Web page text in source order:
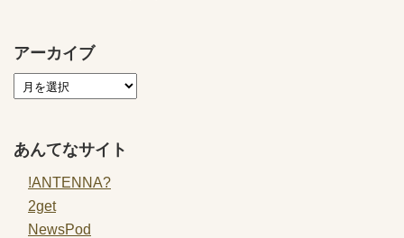
アーカイブ
あんてなサイト
!ANTENNA?
2get
NewsPod